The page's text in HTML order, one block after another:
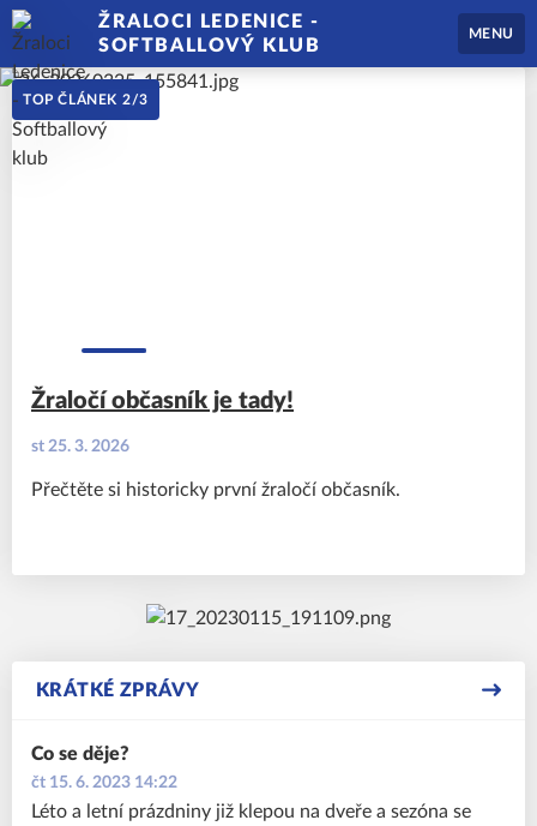
ŽRALOCI LEDENICE -
SOFTBALLOVÝ KLUB
MENU
TOP ČLÁNEK 2/3
st 25. 3. 2026
Žraločí občasník je tady!
Přečtěte si historicky první žraločí občasník.
KRÁTKÉ ZPRÁVY
čt 15. 6. 2023 14:22
Co se děje?
Léto a letní prázdniny již klepou na dveře a sezóna se